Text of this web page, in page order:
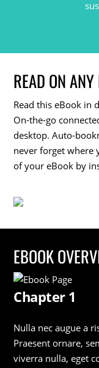
READ ON
Read this eBook in
On-the-go
desktop. Auto-
never forget where
of your eBook by
EBOOK
Chapter 1
Nulla nec augue a
Praesent ornare,
viverra nulla, eget